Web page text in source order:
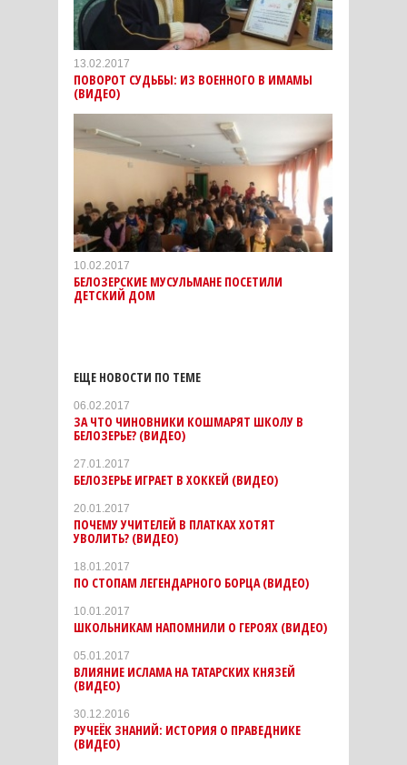
13.02.2017
ПОВОРОТ СУДЬБЫ: ИЗ ВОЕННОГО В ИМАМЫ
(ВИДЕО)
10.02.2017
БЕЛОЗЕРСКИЕ МУСУЛЬМАНЕ ПОСЕТИЛИ
ДЕТСКИЙ ДОМ
ЕЩЕ НОВОСТИ ПО ТЕМЕ
06.02.2017
ЗА ЧТО ЧИНОВНИКИ КОШМАРЯТ ШКОЛУ В
БЕЛОЗЕРЬЕ? (ВИДЕО)
27.01.2017
БЕЛОЗЕРЬЕ ИГРАЕТ В ХОККЕЙ (ВИДЕО)
20.01.2017
ПОЧЕМУ УЧИТЕЛЕЙ В ПЛАТКАХ ХОТЯТ
УВОЛИТЬ? (ВИДЕО)
18.01.2017
ПО СТОПАМ ЛЕГЕНДАРНОГО БОРЦА (ВИДЕО)
10.01.2017
ШКОЛЬНИКАМ НАПОМНИЛИ О ГЕРОЯХ (ВИДЕО)
05.01.2017
ВЛИЯНИЕ ИСЛАМА НА ТАТАРСКИХ КНЯЗЕЙ
(ВИДЕО)
30.12.2016
РУЧЕЁК ЗНАНИЙ: ИСТОРИЯ О ПРАВЕДНИКЕ
(ВИДЕО)